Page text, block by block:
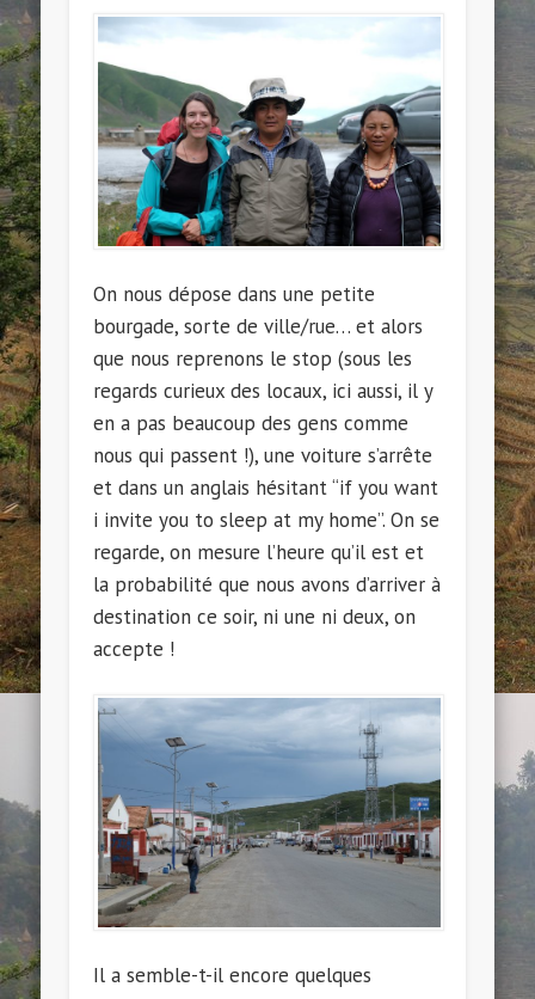
On nous dépose dans une petite
bourgade, sorte de ville/rue… et alors
que nous reprenons le stop (sous les
regards curieux des locaux, ici aussi, il y
en a pas beaucoup des gens comme
nous qui passent !), une voiture s’arrête
et dans un anglais hésitant “if you want
i invite you to sleep at my home”. On se
regarde, on mesure l’heure qu’il est et
la probabilité que nous avons d’arriver à
destination ce soir, ni une ni deux, on
accepte !
Il a semble-t-il encore quelques